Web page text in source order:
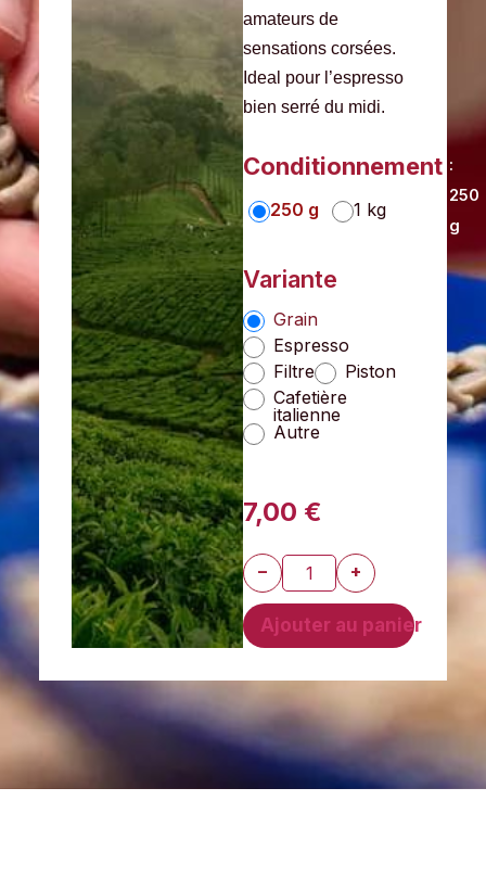
amateurs de
sensations corsées.
Ideal pour l’espresso
bien serré du midi.
Conditionnement :
250
g
250 g 1 kg
7,00€
Variante
Grain
Espresso
Filtre
Piston
Cafetière
italienne
Autre
7,00 €
− +
Ajouter au panier